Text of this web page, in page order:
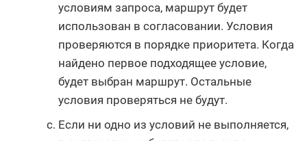
условиям запроса, маршрут будет
использован в согласовании. Условия
проверяются в порядке приоритета. Когда
найдено первое подходящее условие,
будет выбран маршрут. Остальные
условия проверяться не будут.
Если ни одно из условий не выполняется,